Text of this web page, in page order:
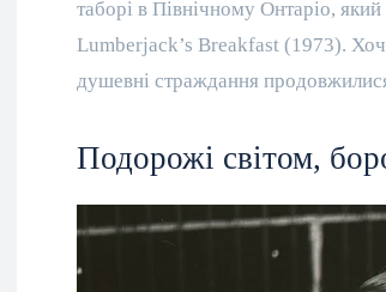
таборі в Північному Онтаріо,
Lumberjack’s Breakfast (1973).
душевні страждання
Подорожі світом,